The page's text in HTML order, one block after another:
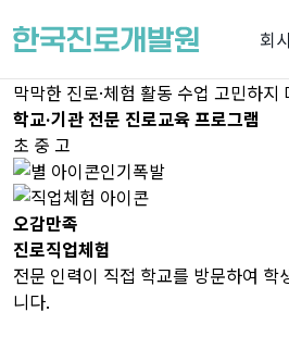
회
막막한 진로·체험 활동 수업 고민하지
학교·기관 전문 진로교육 프로그램
초 중 고
인기폭발
오감만족
진로직업체험
전문 인력이 직접 학교를 방문하여
니다.